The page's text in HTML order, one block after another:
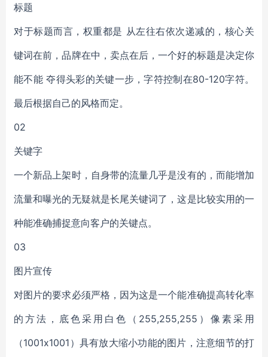
标题
对于标题而言，权重都是 从左往右依次递减的，核心关
键词在前，品牌在中，卖点在后，一个好的标题是决定你
能不能 夺得头彩的关键一步，字符控制在80-120字符。
最后根据自己的风格而定。
02
关键字
一个新品上架时，自身带的流量几乎是没有的，而能增加
流量和曝光的无疑就是长尾关键词了，这是比较实用的一
种能准确捕捉意向客户的关键点。
03
图片宣传
对图片的要求必须严格，因为这是一个能准确提高转化率
的方法，底色采用白色（255,255,255）像素采用
（1001x1001）具有放大缩小功能的图片，注意细节的打